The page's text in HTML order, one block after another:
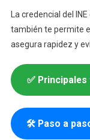
La credencial del
también te permite
asegura rapidez y
✅
🛠️ Paso a